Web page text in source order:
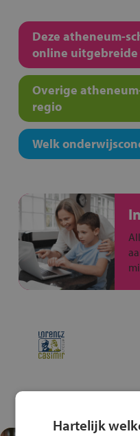
Deze atheneum-
online
Overige
regio
Welk
Hartelijk